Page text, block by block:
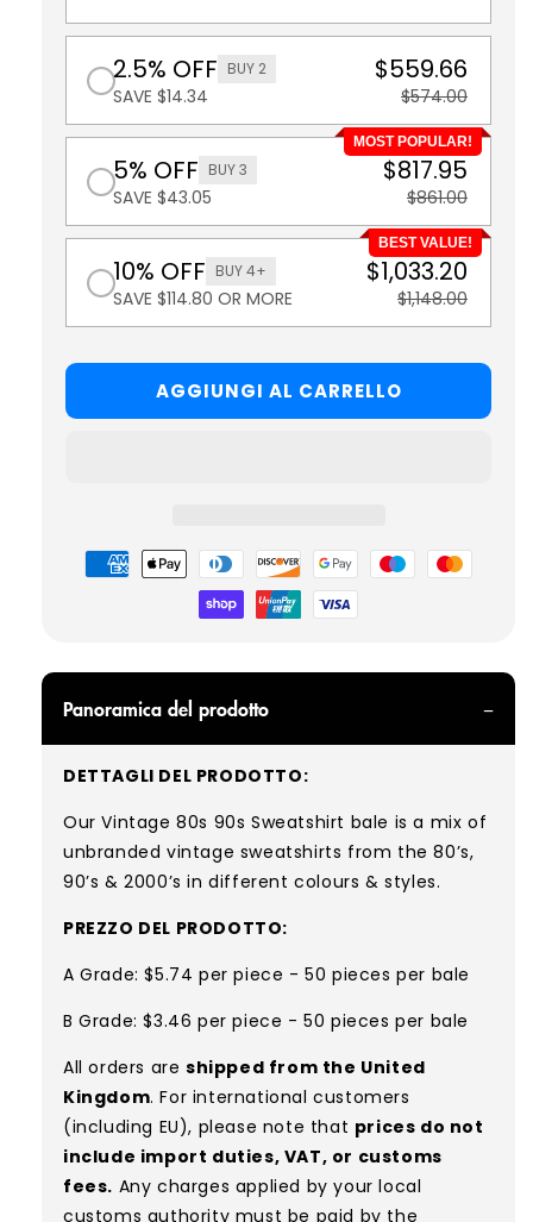
2.5% OFF BUY 2
SAVE $14.34
$559.66
$574.00
MOST POPULAR!
5% OFF BUY 3
SAVE $43.05
$817.95
$861.00
BEST VALUE!
10% OFF BUY 4+
SAVE $114.80 OR MORE
$1,033.20
$1,148.00
AGGIUNGI AL CARRELLO
Metodi
Panoramica del prodotto
DETTAGLI DEL PRODOTTO:
Our Vintage 80s 90s Sweatshirt bale is a mix of
unbranded vintage sweatshirts from the 80’s,
90’s & 2000’s in different colours & styles.
PREZZO DEL PRODOTTO:
A Grade: $5.74 per piece - 50 pieces per bale
B Grade: $3.46 per piece - 50 pieces per bale
All orders are shipped from the United
Kingdom. For international customers
(including EU), please note that prices do not
include import duties, VAT, or customs
fees. Any charges applied by your local
customs authority must be paid by the